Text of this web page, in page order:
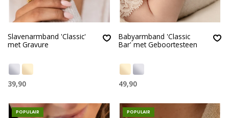
Slavenarmband 'Classic'
met Gravure
39,90
Babyarmband 'Classic
Bar' met Geboortesteen
49,90
POPULAIR POPULAIR